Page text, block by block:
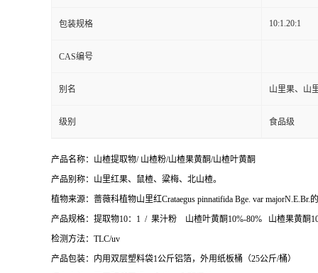
包装规格 10:1.20:1
CAS编号
别名 山里果、山
级别 食品级
产品名称：山楂提取物/ 山楂粉/山楂果黄酮/山楂叶黄酮
产品别称：山里红果、鼠楂、粱梅、北山楂。
植物来源：蔷薇科植物山里红Crataegus pinnatifida Bge. var majorN.E.Br.
产品规格：提取物10：1 / 果汁粉 山楂叶黄酮10%-80% 山楂果黄酮
检测方法：TLC/uv
产品包装：内用双层塑料袋1公斤铝箔，外用纸板桶（25公斤/桶）